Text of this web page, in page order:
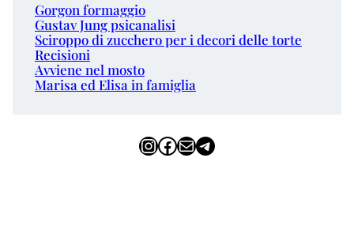
Gorgon formaggio
Gustav Jung psicanalisi
Sciroppo di zucchero per i decori delle torte
Recisioni
Avviene nel mosto
Marisa ed Elisa in famiglia
InstagramFacebook Email Telegram